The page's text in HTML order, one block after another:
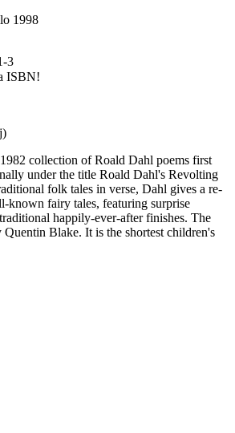
1998
3
ISBN!
collection of Roald Dahl poems first
under the title Roald Dahl's Revolting
folk tales in verse, Dahl gives a re-
known fairy tales, featuring surprise
happily-ever-after finishes. The
Quentin Blake. It is the shortest children's